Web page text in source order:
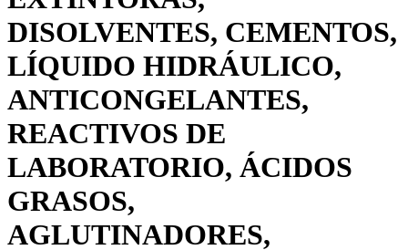
DISOLVENTES, CEMENTOS,
LÍQUIDO HIDRÁULICO,
ANTICONGELANTES,
REACTIVOS DE
LABORATORIO, ÁCIDOS
GRASOS,
AGLUTINADORES,